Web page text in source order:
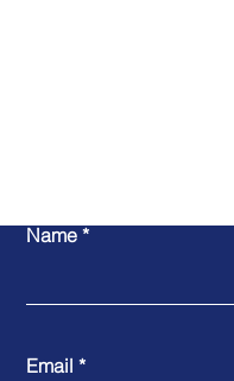
Name
Email